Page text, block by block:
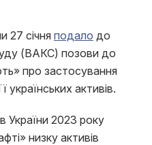
27 січня подало до
(ВАКС) позови до
про застосування
українських активів.
України 2023 року
низку активів